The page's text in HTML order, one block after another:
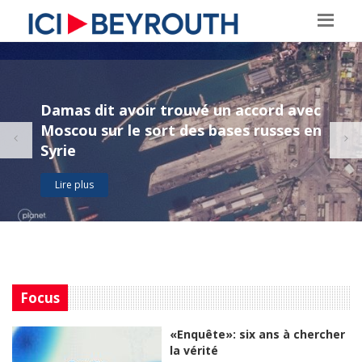
Damas dit avoir trouvé un accord avec
Moscou sur le sort des bases russes en
Syrie
Lire plus
Focus
«Enquête»: six ans à chercher
la vérité